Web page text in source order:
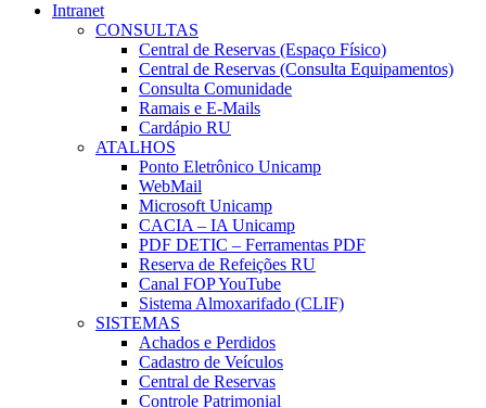
Intranet
CONSULTAS
Central de Reservas (Espaço Físico)
Central de Reservas (Consulta Equipamentos)
Consulta Comunidade
Ramais e E-Mails
Cardápio RU
ATALHOS
Ponto Eletrônico Unicamp
WebMail
Microsoft Unicamp
CACIA – IA Unicamp
PDF DETIC – Ferramentas PDF
Reserva de Refeições RU
Canal FOP YouTube
Sistema Almoxarifado (CLIF)
SISTEMAS
Achados e Perdidos
Cadastro de Veículos
Central de Reservas
Controle Patrimonial